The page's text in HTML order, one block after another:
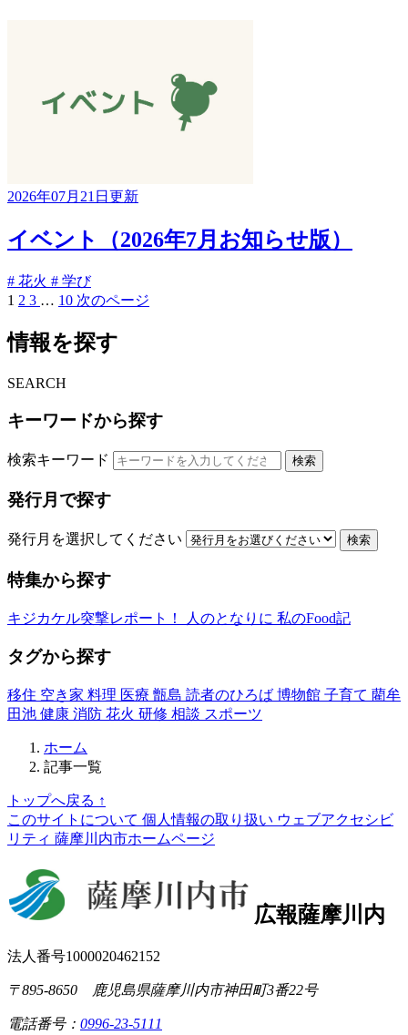
2026年07月21日更新
イベント（2026年7月お知らせ版）
# 花火 # 学び
1 2 3 … 10 次のページ
情報を探す
SEARCH
キーワードから探す
検索キーワード 検索
発行月で探す
発行月を選択してください 検索
特集から探す
キジカケル突撃レポート！ 人のとなりに 私のFood記
タグから探す
移住 空き家 料理 医療 甑島 読者のひろば 博物館 子育て 藺牟
田池 健康 消防 花火 研修 相談 スポーツ
ホーム
記事一覧
トップへ戻る ↑
このサイトについて 個人情報の取り扱い ウェブアクセシビ
リティ 薩摩川内市ホームページ
広報薩摩川内
法人番号1000020462152
〒895-8650 鹿児島県薩摩川内市神田町3番22号
電話番号： 0996-23-5111